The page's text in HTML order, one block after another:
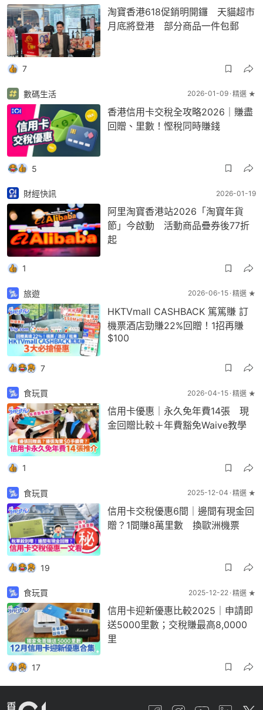
淘寶香港618促銷明開鑼 天貓超市
月底將登港 部分商品一件包郵
7
數碼生活 2026-01-09 精選 ★
香港信用卡交稅全攻略2026｜賺盡
回贈、里數！慳稅同時賺錢
5
財經快訊 2026-01-19
阿里淘寶香港站2026「淘寶年貨
節」今啟動 活動商品疊券後77折
起
1
旅遊 2026-06-15 精選 ★
HKTVmall CASHBACK 篤篤賺 訂
機票酒店勁賺22%回贈！1招再賺
$100
7
食玩買 2026-04-15 精選 ★
信用卡優惠｜永久免年費14張 現
金回贈比較＋年費豁免Waive教學
1
食玩買 2025-12-04 精選 ★
信用卡交稅優惠6間｜邊間有現金回
贈？1間賺8萬里數 換歐洲機票
19
食玩買 2025-12-22 精選 ★
信用卡迎新優惠比較2025｜申請即
送5000里數；交稅賺最高8,0000
里
17